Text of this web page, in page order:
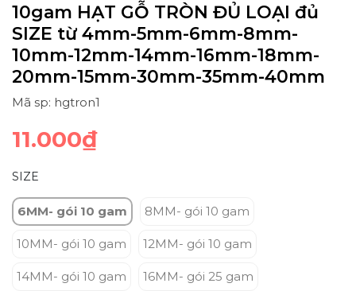
10gam HẠT GỖ TRÒN ĐỦ LOẠI đủ
SIZE từ 4mm-5mm-6mm-8mm-
10mm-12mm-14mm-16mm-18mm-
20mm-15mm-30mm-35mm-40mm
Mã sp: hgtron1
11.000₫
SIZE
6MM- gói 10 gam 8MM- gói 10 gam
10MM- gói 10 gam 12MM- gói 10 gam
14MM- gói 10 gam 16MM- gói 25 gam